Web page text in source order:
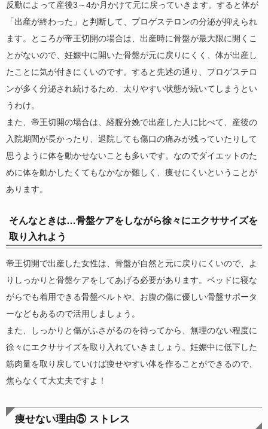
反動によって産後3～4か月かけて元に戻っていきます。すると体が
「出産が終わった」と判断して、プロゲステロンの分泌が抑えられ
ます。ところが帝王切開の場合は、出産時に骨盤が最大限に開くこ
とがないので、妊娠中に開いた骨盤が元に戻りにくく、体が出産し
たことに気が付きにくいのです。すると先述の通り、プロゲステロ
ンが多く分泌され続けるため、太りやすい状態が続いてしまうとい
うわけ。
また、帝王切開の場合は、経膣分娩で出産した人に比べて、産後の
入院期間が長かったり、退院しても傷口の痛みが残っていたりして
思うように体を動かせないことも多いです。なのでダイエットのた
めに体を動かしたくてもなかなか難しく、痩せにくいということが
あります。
そんなときは…骨盤ケアをしながら徐々にエクササイズを
取り入れよう
帝王切開で出産した女性は、骨盤が自然と元に戻りにくいので、よ
りしっかりと骨盤ケアをしてあげる必要があります。ベッドに寝な
がらでも着用できる骨盤ベルトや、お腹の傷に優しい骨盤サポータ
ーなどもあるので活用しましょう。
また、しっかりと傷がふさがるのを待ってから、無理のない程度に
徐々にエクササイズを取り入れていきましょう。妊娠中に低下した
筋肉量を取り戻していけば痩せやすい体を作ることができるので、
焦らなくて大丈夫ですよ！
痩せない理由⑤ ストレス